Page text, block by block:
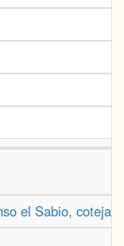
el Sabio,